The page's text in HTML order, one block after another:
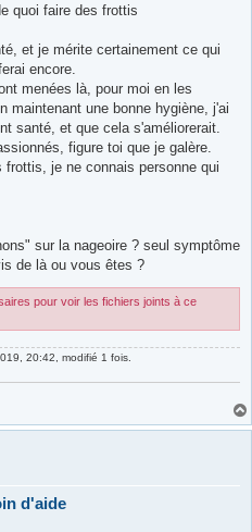
quoi faire des frottis
et je mérite certainement ce qui
encore.
menées là, pour moi en les
maintenant une bonne hygiène, j'ai
santé, et que cela s'améliorerait.
figure toi que je galère.
je ne connais personne qui
sur la nageoire ? seul symptôme
de là ou vous êtes ?
pour voir les fichiers joints à ce
20:42, modifié 1 fois.
d'aide